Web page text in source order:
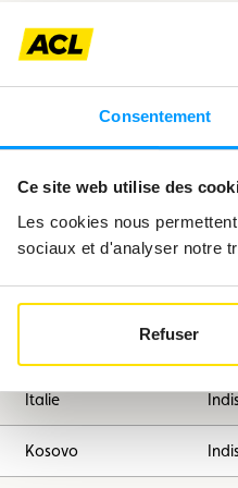
Consentement
Ce site web utilise des
Les cookies nous
sociaux et d'analyser notre
Refuser
Finlande
France 1.83
Grande-Bretagne
Grèce
Hongrie
Italie
Kosovo